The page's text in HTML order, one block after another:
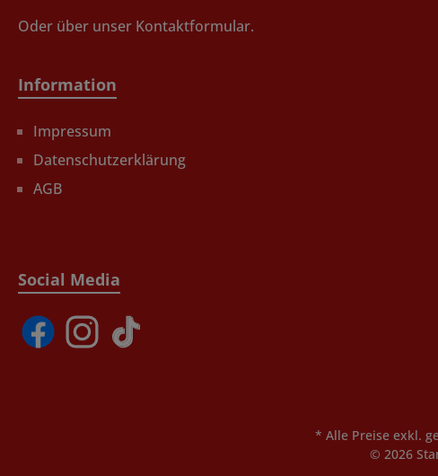
Oder über unser Kontaktformular.
Information
Impressum
Datenschutzerklärung
AGB
Social Media
* Alle Preise exkl.
© 2026